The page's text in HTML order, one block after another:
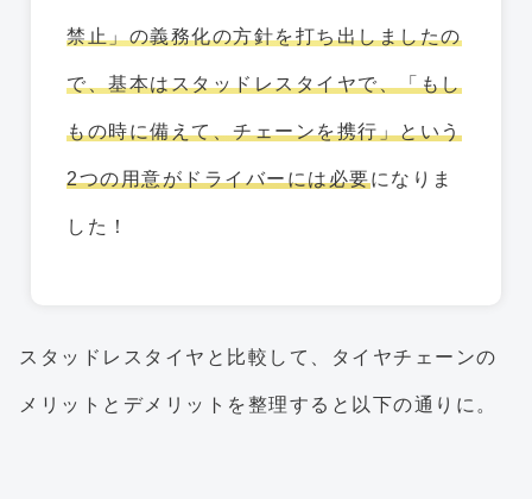
禁止」の義務化の方針を打ち出しましたの
で、基本はスタッドレスタイヤで、「もし
もの時に備えて、チェーンを携行」という
2つの用意がドライバーには必要になりま
した！
スタッドレスタイヤと比較して、タイヤチェーンの
メリットとデメリットを整理すると以下の通りに。